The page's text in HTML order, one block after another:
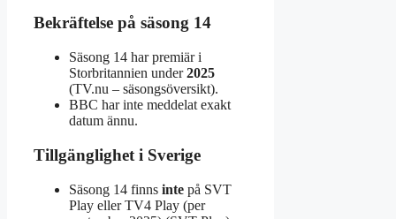
Bekräftelse på säsong 14
Säsong 14 har premiär i
Storbritannien under2025
(TV.nu – säsongsöversikt).
BBC har inte meddelat exakt
datum ännu.
Tillgänglighet i Sverige
Säsong 14 finns inte på SVT
Play eller TV4 Play (per